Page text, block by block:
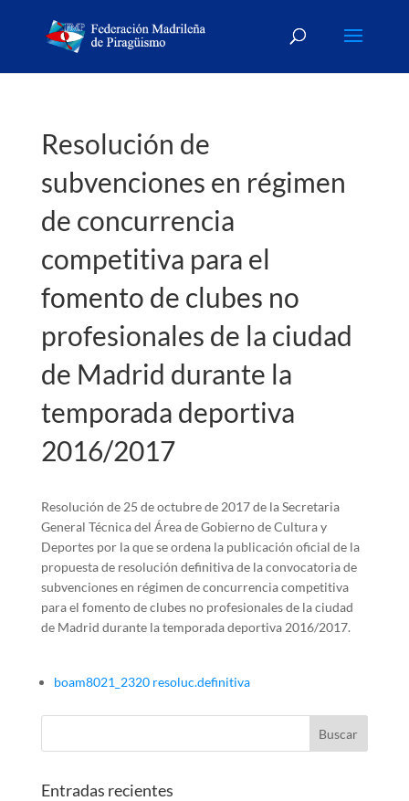
Resolución de
subvenciones en régimen
de concurrencia
competitiva para el
fomento de clubes no
profesionales de la ciudad
de Madrid durante la
temporada deportiva
2016/2017
Resolución de 25 de octubre de 2017 de la Secretaria
General Técnica del Área de Gobierno de Cultura y
Deportes por la que se ordena la publicación oficial de la
propuesta de resolución definitiva de la convocatoria de
subvenciones en régimen de concurrencia competitiva
para el fomento de clubes no profesionales de la ciudad
de Madrid durante la temporada deportiva 2016/2017.
boam8021_2320 resoluc.definitiva
Entradas recientes